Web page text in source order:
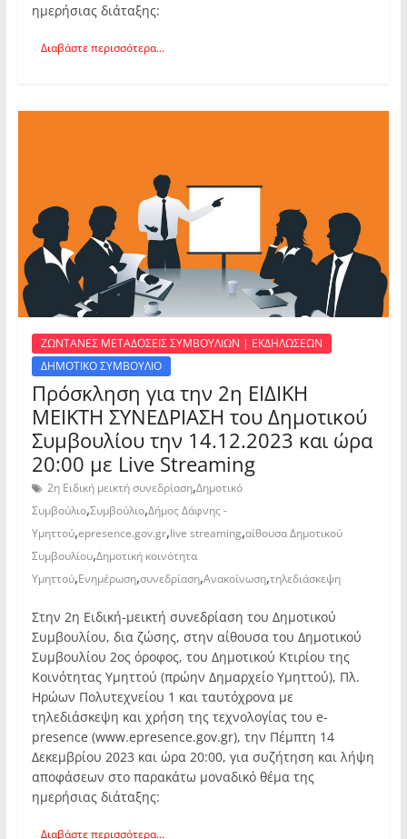
ημερήσιας διάταξης:
Διαβάστε περισσότερα...
ΖΩΝΤΑΝΕΣ ΜΕΤΑΔΟΣΕΙΣ ΣΥΜΒΟΥΛΙΩΝ | ΕΚΔΗΛΩΣΕΩΝ
ΔΗΜΟΤΙΚΟ ΣΥΜΒΟΥΛΙΟ
Πρόσκληση για την 2η ΕΙΔΙΚΗ
ΜΕΙΚΤΗ ΣΥΝΕΔΡΙΑΣΗ του Δημοτικού
Συμβουλίου την 14.12.2023 και ώρα
20:00 με Live Streaming
2η Ειδική μεικτή συνεδρίαση,Δημοτικό
Συμβούλιο,Συμβούλιο,Δήμος Δάφνης -
Υμηττού,epresence.gov.gr,live streaming,αίθουσα Δημοτικού
Συμβουλίου,Δημοτική κοινότητα
Υμηττού,Ενημέρωση,συνεδρίαση,Ανακοίνωση,τηλεδιάσκεψη
Στην 2η Ειδική-μεικτή συνεδρίαση του Δημοτικού
Συμβουλίου, δια ζώσης, στην αίθουσα του Δημοτικού
Συμβουλίου 2ος όροφος, του Δημοτικού Κτιρίου της
Κοινότητας Υμηττού (πρώην Δημαρχείο Υμηττού), Πλ.
Ηρώων Πολυτεχνείου 1 και ταυτόχρονα με
τηλεδιάσκεψη και χρήση της τεχνολογίας του e-
presence (www.epresence.gov.gr), την Πέμπτη 14
Δεκεμβρίου 2023 και ώρα 20:00, για συζήτηση και λήψη
αποφάσεων στο παρακάτω μοναδικό θέμα της
ημερήσιας διάταξης:
Διαβάστε περισσότερα...